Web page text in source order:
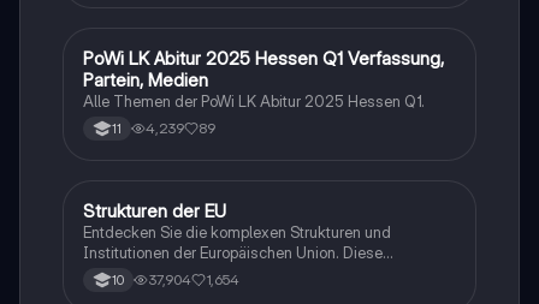
Wirtschaft und Recht
PoWi LK Abitur 2025 Hessen Q1 Verfassung,
Partein, Medien
Alle Themen der PoWi LK Abitur 2025 Hessen Q1.
11 4,239 89
Wirtschaft und Recht
Strukturen der EU
Entdecken Sie die komplexen Strukturen und
Institutionen der Europäischen Union. Diese
Zusammenfassung behandelt die Geschichte,
Verträge, Mitgliedstaaten, Kopenhagener Kriterien,
10 37,904 1,654